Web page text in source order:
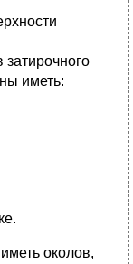
иметь:
околов,